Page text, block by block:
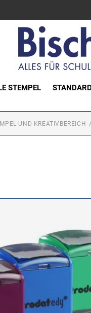
STEMPEL
UND KREATIVBEREICH